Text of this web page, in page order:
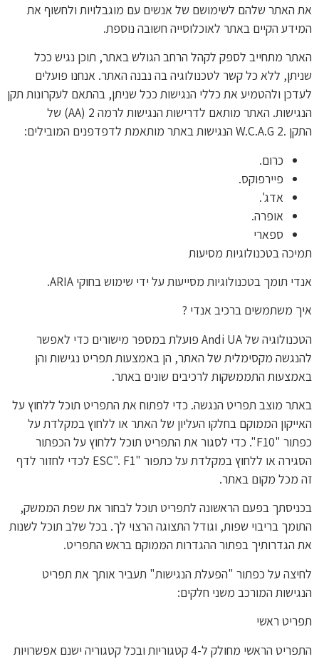
את האתר שלהם לשימושם של אנשים עם מוגבלויות ולחשוף את
המידע הקיים באתר לאוכלוסייה חשובה נוספת.
האתר מתחייב לספק לקהל הרחב הגולש באתר, תוכן נגיש ככל
שניתן, ללא כל קשר לטכנולוגיה בה נבנה האתר. אנחנו פועלים
לעדכן ולהטמיע את כללי הנגישות ככל שניתן, בהתאם לעקרונות תקן
הנגישות. האתר מותאם לדרישות הנגישות לרמה 2 (AA) של
התקן .W.C.A.G 2 הנגישות באתר מותאמת לדפדפנים המובילים:
כרום.
פיירפוקס.
אדג'.
אופרה.
ספארי
תמיכה בטכנולוגיות מסיעות
אנדי תומך בטכנולוגיות מסייעות על ידי שימוש בחוקי ARIA.
איך משתמשים ברכיב אנדי ?
הטכנולוגיה של Andi UA פועלת במספר מישורים כדי לאפשר
להנגשה מקסימלית של האתר, הן באמצעות תפריט נגישות והן
באמצעות התממשקות לרכיבים שונים באתר.
באתר מוצב תפריט הנגשה. כדי לפתוח את התפריט תוכל ללחוץ על
האייקון הממוקם בחלקו העליון של האתר או ללחוץ במקלדת על
כפתור "F10". כדי לסגור את התפריט תוכל ללחוץ על הכפתור
הסגירה או ללחוץ במקלדת על כתפור "ESC". F1 לכדי לחזור לדף
זה מכל מקום באתר.
בכניסתך בפעם הראשונה לתפריט תוכל לבחור את שפת הממשק,
התומך בריבוי שפות, וגודל התצוגה הרצוי לך. בכל שלב תוכל לשנות
את הגדרותיך בפתור ההגדרות הממוקם בראש התפריט.
לחיצה על כפתור "הפעלת הנגישות" תעביר אותך את תפריט
הנגישות המורכב משני חלקים:
תפריט ראשי
התפריט הראשי מחולק ל-4 קטגוריות ובכל קטגוריה ישנם אפשרויות